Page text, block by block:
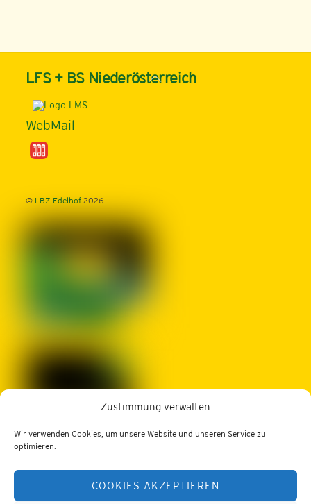
Zustimmung verwalten
Wir verwenden Cookies, um unsere Website und unseren Service zu
optimieren.
COOKIES AKZEPTIEREN
Back
To
LFS + BS Niederösterreich
WebMail
© LBZ Edelhof2026
LBZ Edelhof
Tel.: 02822/52402
Web:https://lfs-edelhof.ac.at